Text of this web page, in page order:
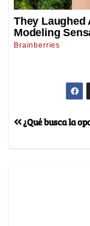
¿Qué busca la